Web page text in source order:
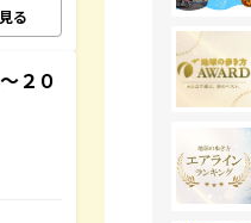
る
２０